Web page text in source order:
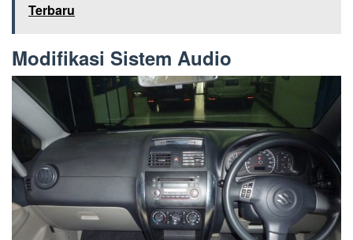
Terbaru
Modifikasi Sistem Audio